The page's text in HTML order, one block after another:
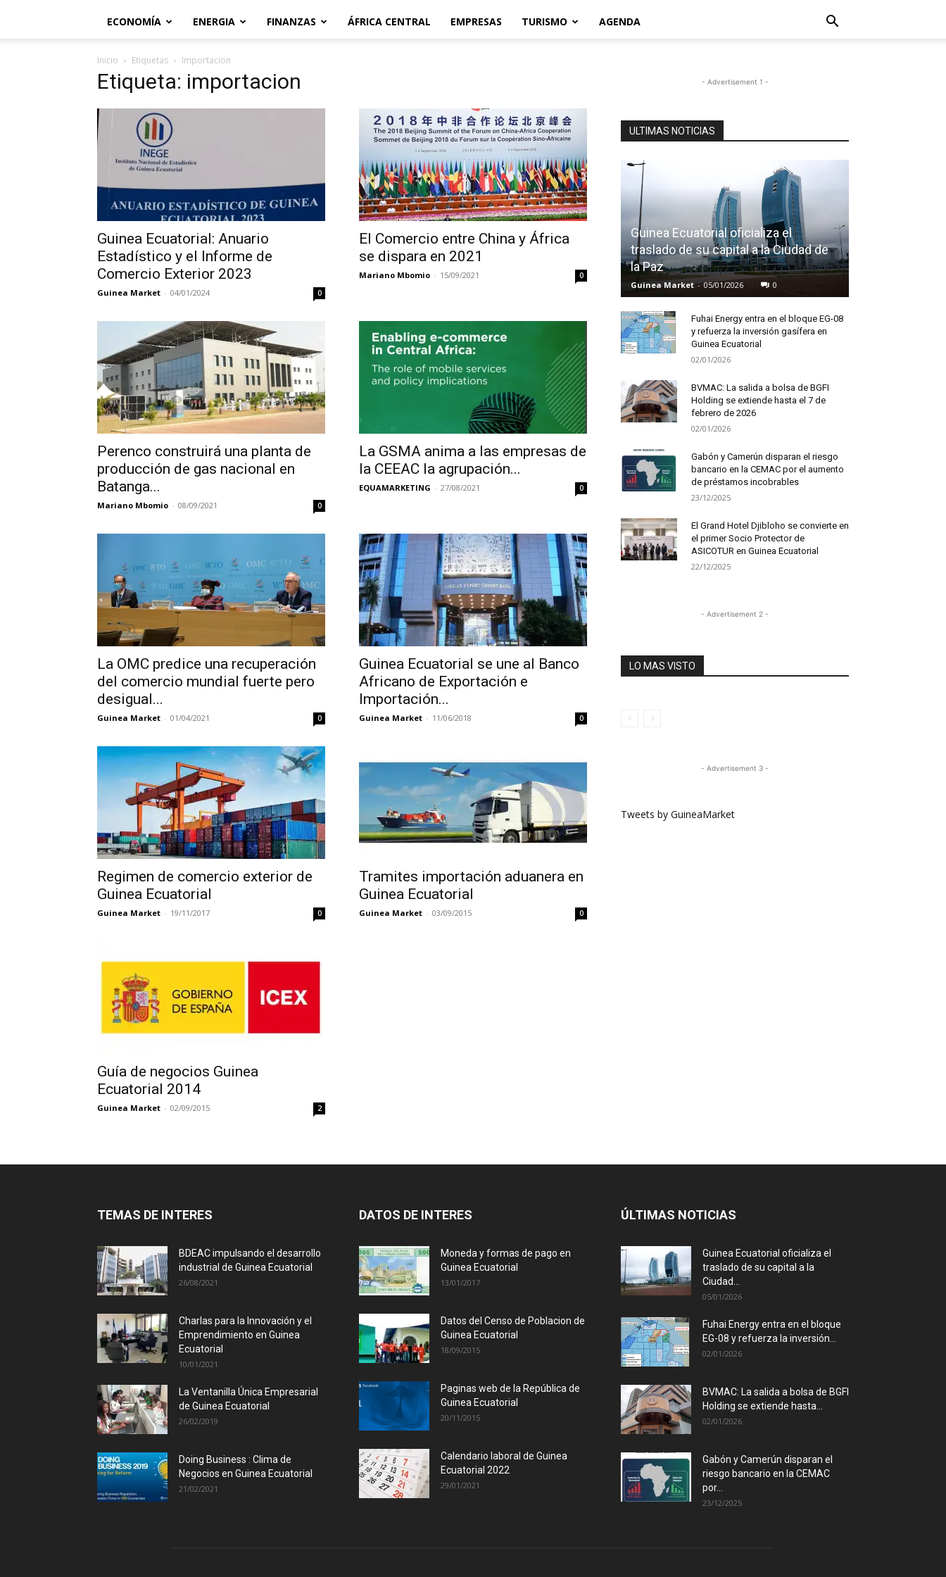
ECONOMÍA ENERGIA FINANZAS ÁFRICA CENTRAL EMPRESAS TURISMO AGENDA
Inicio Etiquetas Importacion
Etiqueta: importacion
Guinea Ecuatorial: Anuario
Estadístico y el Informe de
Comercio Exterior 2023
Guinea Market - 04/01/2024 0
El Comercio entre China y África
se dispara en 2021
Mariano Mbomio - 15/09/2021 0
Perenco construirá una planta de
producción de gas nacional en
Batanga...
Mariano Mbomio - 08/09/2021 0
La GSMA anima a las empresas de
la CEEAC la agrupación...
EQUAMARKETING - 27/08/2021 0
La OMC predice una recuperación
del comercio mundial fuerte pero
desigual...
Guinea Market - 01/04/2021 0
Guinea Ecuatorial se une al Banco
Africano de Exportación e
Importación...
Guinea Market - 11/06/2018 0
Regimen de comercio exterior de
Guinea Ecuatorial
Guinea Market - 19/11/2017 0
Tramites importación aduanera en
Guinea Ecuatorial
Guinea Market - 03/09/2015 0
Guía de negocios Guinea
Ecuatorial 2014
Guinea Market - 02/09/2015 2
- Advertisement 1 -
ULTIMAS NOTICIAS
Guinea Ecuatorial oficializa el
traslado de su capital a la Ciudad de
la Paz
Guinea Market - 05/01/2026 0
Fuhai Energy entra en el bloque EG-08
y refuerza la inversión gasífera en
Guinea Ecuatorial
02/01/2026
BVMAC: La salida a bolsa de BGFI
Holding se extiende hasta el 7 de
febrero de 2026
02/01/2026
Gabón y Camerún disparan el riesgo
bancario en la CEMAC por el aumento
de préstamos incobrables
23/12/2025
El Grand Hotel Djibloho se convierte en
el primer Socio Protector de
ASICOTUR en Guinea Ecuatorial
22/12/2025
- Advertisement 2 -
LO MAS VISTO
- Advertisement 3 -
Tweets by GuineaMarket
TEMAS DE INTERES
BDEAC impulsando el desarrollo
industrial de Guinea Ecuatorial
26/08/2021
Charlas para la Innovación y el
Emprendimiento en Guinea
Ecuatorial
10/01/2021
La Ventanilla Única Empresarial
de Guinea Ecuatorial
26/02/2019
Doing Business : Clima de
Negocios en Guinea Ecuatorial
21/02/2021
DATOS DE INTERES
Moneda y formas de pago en
Guinea Ecuatorial
13/01/2017
Datos del Censo de Poblacion de
Guinea Ecuatorial
18/09/2015
Paginas web de la República de
Guinea Ecuatorial
20/11/2015
Calendario laboral de Guinea
Ecuatorial 2022
29/01/2021
ÚLTIMAS NOTICIAS
Guinea Ecuatorial oficializa el
traslado de su capital a la
Ciudad...
05/01/2026
Fuhai Energy entra en el bloque
EG-08 y refuerza la inversión...
02/01/2026
BVMAC: La salida a bolsa de BGFI
Holding se extiende hasta...
02/01/2026
Gabón y Camerún disparan el
riesgo bancario en la CEMAC
por...
23/12/2025